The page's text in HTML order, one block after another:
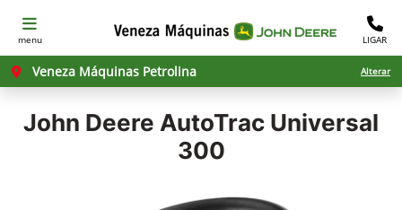
menu LIGAR
Veneza Máquinas Petrolina Alterar
John Deere AutoTrac Universal
300